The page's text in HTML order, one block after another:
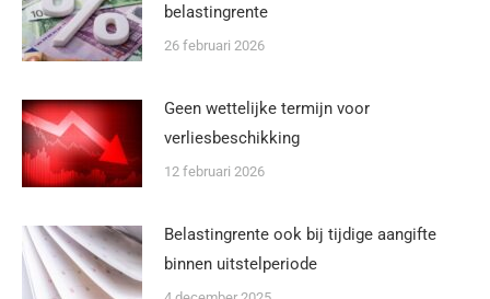
belastingrente
26 februari 2026
Geen wettelijke termijn voor
verliesbeschikking
12 februari 2026
Belastingrente ook bij tijdige aangifte
binnen uitstelperiode